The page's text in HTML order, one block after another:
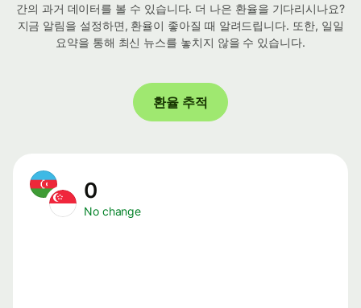
간의 과거 데이터를 볼 수 있습니다. 더 나은 환율을 기다리시나요?
지금 알림을 설정하면, 환율이 좋아질 때 알려드립니다. 또한, 일일
요약을 통해 최신 뉴스를 놓치지 않을 수 있습니다.
환율 추적
0
No change